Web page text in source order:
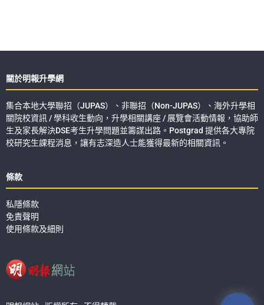
關於明報升學網
集合本地大學聯招（JUPAS）、非聯招（Non-JUPAS）、海外升學相
關院校資訊 / 學科收生動向，升學相關講座 / 展覽會活動情報，協助師
生及家長解決DSE考生升學問題並籌謀出路。Postgrad 提供各大專院
校研究生課程消息，讓有志深造人士能獲得最新的相關資訊。
條款
私隱條款
免責聲明
使用條款及細則